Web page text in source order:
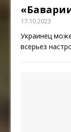
17.10.2023
Украинец
всерьез